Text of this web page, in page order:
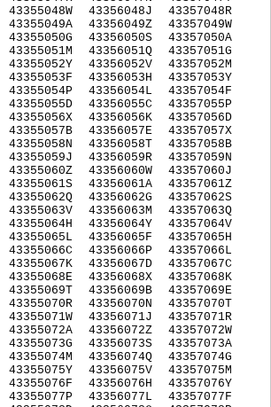
43355048W
43355049A
43355050G
43355051M
43355052Y
43355053F
43355054P
43355055D
43355056X
43355057B
43355058N
43355059J
43355060Z
43355061S
43355062Q
43355063V
43355064H
43355065L
43355066C
43355067K
43355068E
43355069T
43355070R
43355071W
43355072A
43355073G
43355074M
43355075Y
43355076F
43355077P
43356048J
43356049Z
43356050S
43356051Q
43356052V
43356053H
43356054L
43356055C
43356056K
43356057E
43356058T
43356059R
43356060W
43356061A
43356062G
43356063M
43356064Y
43356065F
43356066P
43356067D
43356068X
43356069B
43356070N
43356071J
43356072Z
43356073S
43356074Q
43356075V
43356076H
43356077L
43357048R
43357049W
43357050A
43357051G
43357052M
43357053Y
43357054F
43357055P
43357056D
43357057X
43357058B
43357059N
43357060J
43357061Z
43357062S
43357063Q
43357064V
43357065H
43357066L
43357067C
43357068K
43357069E
43357070T
43357071R
43357072W
43357073A
43357074G
43357075M
43357076Y
43357077F